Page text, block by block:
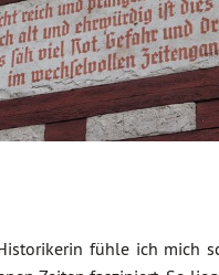
fühle ich mich